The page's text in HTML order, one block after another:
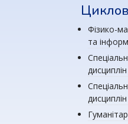
Фізико-
та
дисциплін
дисциплін